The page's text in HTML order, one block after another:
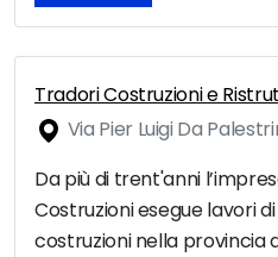
Tradori Costruzioni e
Via Pier Luigi Da
Da più di trent'anni
Costruzioni esegue lavori
costruzioni nella provincia